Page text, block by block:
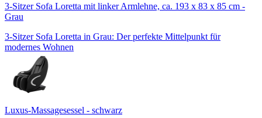
3-Sitzer Sofa Loretta mit linker Armlehne, ca. 193 x 83 x 85 cm -
Grau
3-Sitzer Sofa Loretta in Grau: Der perfekte Mittelpunkt für
modernes Wohnen
Luxus-Massagesessel - schwarz